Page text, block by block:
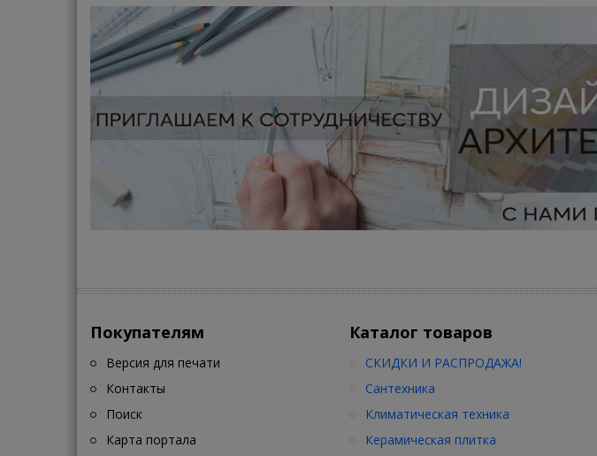
Покупателям
Версия для печати
Контакты
Поиск
Карта портала
Каталог товаров
СКИДКИ И РАСПРОДАЖА!
Сантехника
Климатическая техника
Керамическая плитка